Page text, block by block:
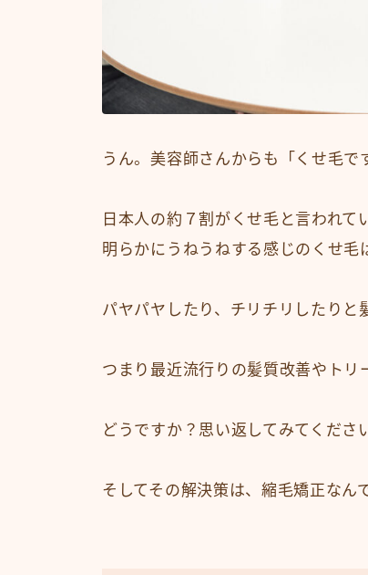
うん。美容師さんからも「くせ毛で
日本人の約７割がくせ毛と言われ
明らかにうねうねする感じのくせ毛
パヤパヤしたり、チリチリしたりと
つまり最近流行りの髪質改善やトリ
どうですか？思い返してみてくださ
そしてその解決策は、縮毛矯正なんで